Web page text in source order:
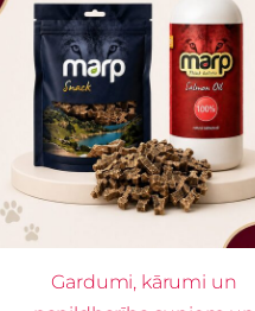
Gardumi, kārumi un